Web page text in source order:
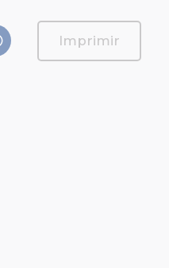
Imprimir